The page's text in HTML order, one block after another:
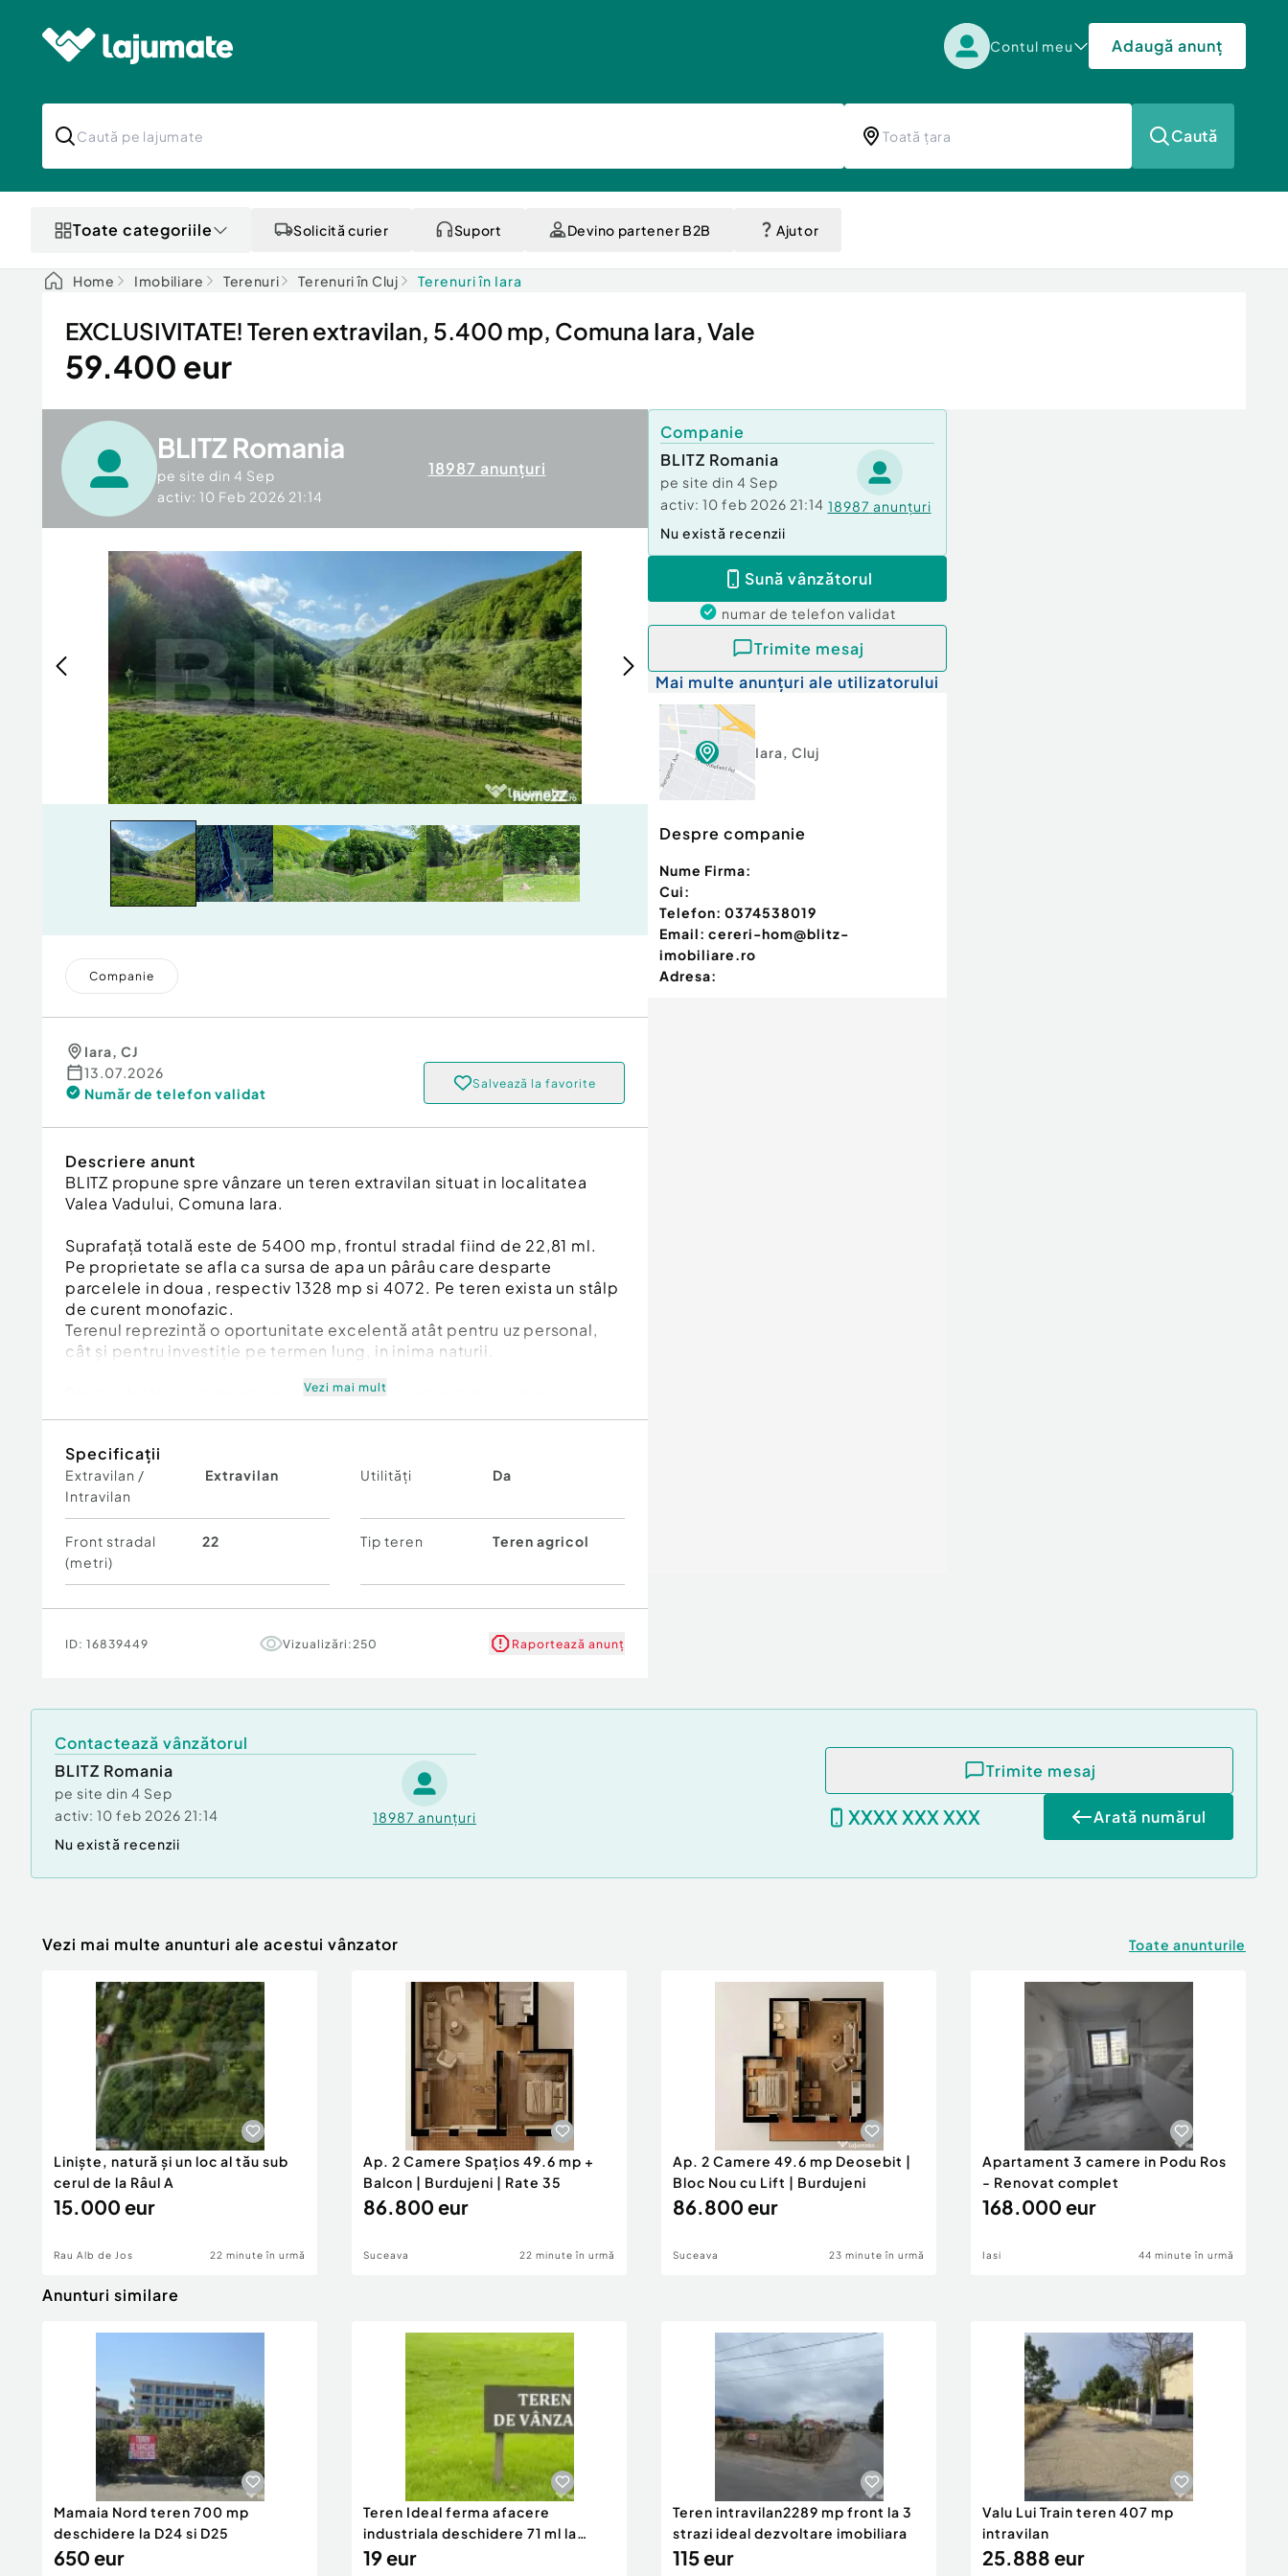
Contul meu Adaugă anunț
Caută
Toate categoriile Solicită curier Suport Devino partener B2B Ajutor
Home Imobiliare Terenuri Terenuri în Cluj Terenuri în Iara
EXCLUSIVITATE! Teren extravilan, 5.400 mp, Comuna Iara, Vale
59.400 eur
BLITZ Romania
pe site din 4 Sep
activ: 10 Feb 2026 21:14
18987 anunțuri
Companie
Iara, CJ
13.07.2026
Număr de telefon validat
Salvează la favorite
Descriere anunt
BLITZ propune spre vânzare un teren extravilan situat in localitatea
Valea Vadului, Comuna Iara.
Suprafață totală este de 5400 mp, frontul stradal fiind de 22,81 ml.
Pe proprietate se afla ca sursa de apa un pârâu care desparte
parcelele in doua , respectiv 1328 mp si 4072. Pe teren exista un stâlp
de curent monofazic.
Terenul reprezintă o oportunitate excelentă atât pentru uz personal,
cât și pentru investiție pe termen lung, in inima naturii.
Pentru detalii suplimentare sau vizionare va asteptam cu drag sa ne
Cod ofertă / ID BLITZ: P172286
Id intern: P172286
Vezi mai mult
Specificații
Extravilan /
Intravilan
Extravilan Utilități Da
Front stradal
(metri)
22 Tip teren Teren agricol
ID: 16839449 Vizualizări: 250 Raportează anunț
Companie
BLITZ Romania
pe site din 4 Sep
activ: 10 feb 2026 21:14 18987 anunțuri
Nu există recenzii
Sună vânzătorul
numar de telefon validat
Trimite mesaj
Mai multe anunțuri ale utilizatorului
Iara, Cluj
Despre companie
Nume Firma:
Cui:
Telefon: 0374538019
Email: cereri-hom@blitz-
imobiliare.ro
Adresa:
Contactează vânzătorul
BLITZ Romania
pe site din 4 Sep
activ: 10 feb 2026 21:14 18987 anunțuri
Nu există recenzii
Trimite mesaj
XXXX XXX XXX Arată numărul
Vezi mai multe anunturi ale acestui vânzator Toate anunturile
Liniște, natură și un loc al tău sub
cerul de la Râul A
15.000 eur
Rau Alb de Jos 22 minute în urmă
Ap. 2 Camere Spațios 49.6 mp +
Balcon | Burdujeni | Rate 35
86.800 eur
Suceava 22 minute în urmă
Ap. 2 Camere 49.6 mp Deosebit |
Bloc Nou cu Lift | Burdujeni
86.800 eur
Suceava 23 minute în urmă
Apartament 3 camere in Podu Ros
- Renovat complet
168.000 eur
Iasi 44 minute în urmă
Anunturi similare
Mamaia Nord teren 700 mp
deschidere la D24 si D25
650 eur
Teren Ideal ferma afacere
industriala deschidere 71 ml la
DN2A
19 eur
Teren intravilan2289 mp front la 3
strazi ideal dezvoltare imobiliara
115 eur
Valu Lui Train teren 407 mp
intravilan
25.888 eur